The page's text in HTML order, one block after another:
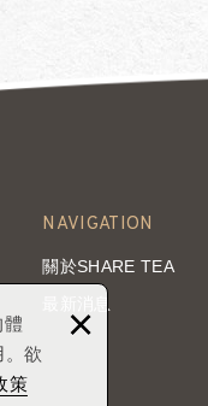
。欲
策
×
NAVIGATION
關於SHARE TEA